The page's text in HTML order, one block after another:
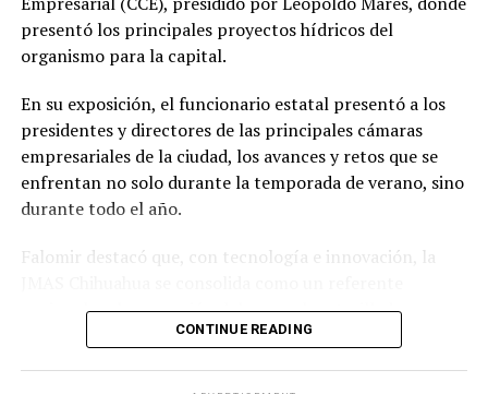
presentó los principales proyectos hídricos del
organismo para la capital.
En su exposición, el funcionario estatal presentó a los
presidentes y directores de las principales cámaras
empresariales de la ciudad, los avances y retos que se
enfrentan no solo durante la temporada de verano, sino
durante todo el año.
Falomir destacó que, con tecnología e innovación, la
nacional en la operación del agua, alcantarillado
sanitario y gestión de presiones.
CONTINUE READING